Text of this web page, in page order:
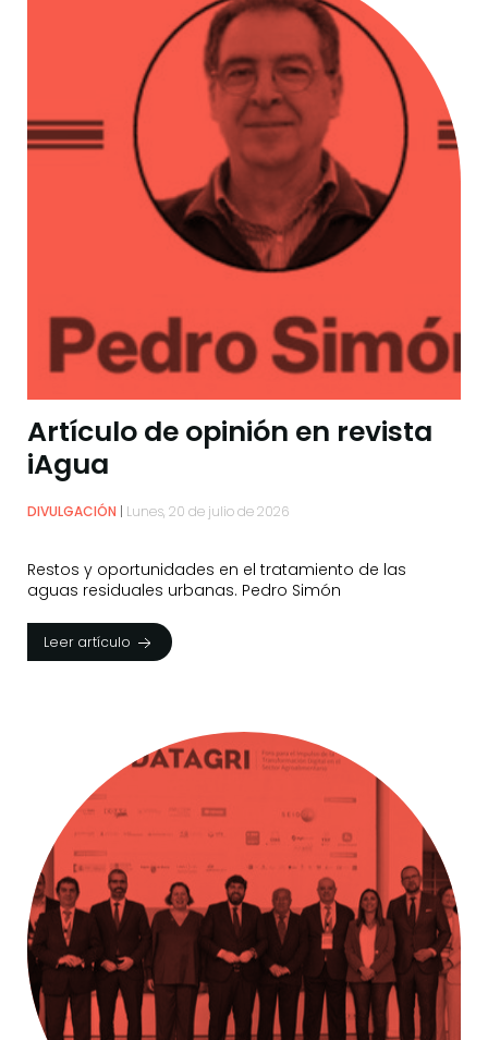
Artículo de opinión en revista
iAgua
DIVULGACIÓN Lunes, 20 de julio de 2026
Restos y oportunidades en el tratamiento de las
aguas residuales urbanas. Pedro Simón
Leer artículo